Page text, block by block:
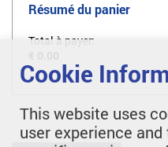
Résumé du panier
Total à payer:
Cookie
This website uses
user experience